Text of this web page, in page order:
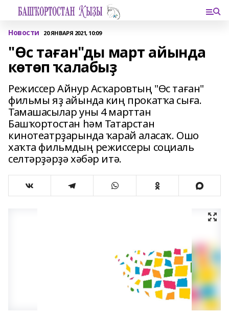
Новости 20 ЯНВАРЯ 2021, 10:09
"Өс таған"ды март айында
көтөп ҡалабыҙ
Режиссер Айнур Асҡаровтың "Өс таған"
фильмы яҙ айында киң прокатҡа сыға.
Тамашасылар уны 4 марттан
Башҡортостан һәм Татарстан
кинотеатрҙарында ҡарай аласаҡ. Ошо
хаҡта фильмдың режиссеры социаль
селтәрҙәрҙә хәбәр итә.